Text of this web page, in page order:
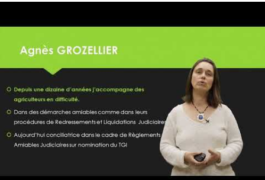
entreprises en difficulté.
Facilitation de la reprise d’activité par des
repreneurs locaux ou investisseurs
spécialisés.
Promotion de la formation et du maintien
des compétences techniques dans
l’emploi à Brumath.
Mise en place de partenariats renforcés
avec les collectivités territoriales.